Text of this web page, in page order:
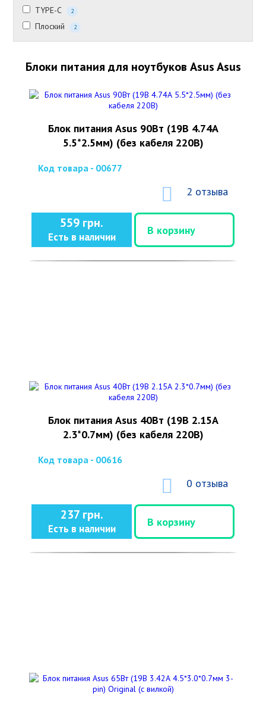
TYPE-C 2
Плоский 2
Блоки питания для ноутбуков Asus Asus
Блок питания Asus 90Вт (19В 4.74А
5.5*2.5мм) (без кабеля 220В)
Код товара - 00677
2 отзыва
559 грн.
Есть в наличии
В корзину
Блок питания Asus 40Вт (19В 2.15А
2.3*0.7мм) (без кабеля 220В)
Код товара - 00616
0 отзыва
237 грн.
Есть в наличии
В корзину